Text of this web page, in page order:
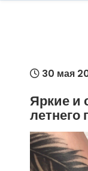
30 мая
Яркие и
летнего